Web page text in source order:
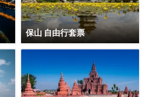
保山 自由行套票